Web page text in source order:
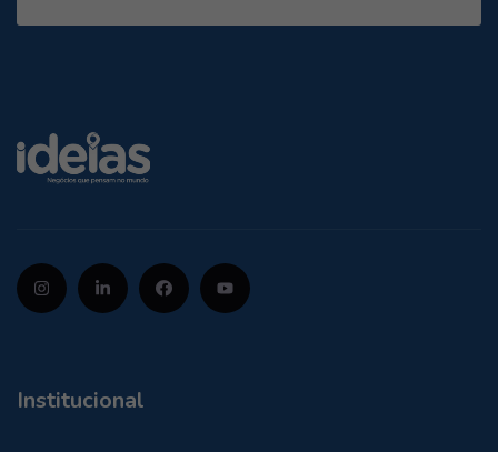
Institucional